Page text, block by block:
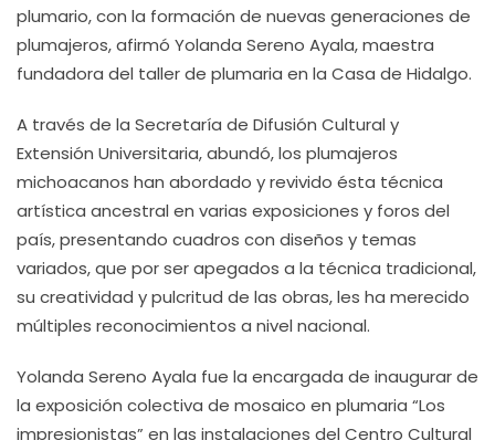
plumario, con la formación de nuevas generaciones de
plumajeros, afirmó Yolanda Sereno Ayala, maestra
fundadora del taller de plumaria en la Casa de Hidalgo.
A través de la Secretaría de Difusión Cultural y
Extensión Universitaria, abundó, los plumajeros
michoacanos han abordado y revivido ésta técnica
artística ancestral en varias exposiciones y foros del
país, presentando cuadros con diseños y temas
variados, que por ser apegados a la técnica tradicional,
su creatividad y pulcritud de las obras, les ha merecido
múltiples reconocimientos a nivel nacional.
Yolanda Sereno Ayala fue la encargada de inaugurar de
la exposición colectiva de mosaico en plumaria “Los
impresionistas” en las instalaciones del Centro Cultural